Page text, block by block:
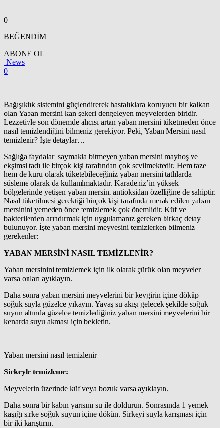
0
BEĞENDİM
ABONE OL
News
0
Bağışıklık sistemini güçlendirerek hastalıklara koruyucu bir kalkan
olan Yaban mersini kan şekeri dengeleyen meyvelerden biridir.
Lezzetiyle son dönemde alıcısı artan yaban mersini tüketmeden önce
nasıl temizlendiğini bilmeniz gerekiyor. Peki, Yaban Mersini nasıl
temizlenir? İşte detaylar…
Sağlığa faydaları saymakla bitmeyen yaban mersini mayhoş ve
ekşimsi tadı ile birçok kişi tarafından çok sevilmektedir. Hem taze
hem de kuru olarak tüketebileceğiniz yaban mersini tatlılarda
süsleme olarak da kullanılmaktadır. Karadeniz’in yüksek
bölgelerinde yetişen yaban mersini antioksidan özelliğine de sahiptir.
Nasıl tüketilmesi gerektiği birçok kişi tarafında merak edilen yaban
mersinini yemeden önce temizlemek çok önemlidir. Küf ve
bakterilerden arındırmak için uygulamanız gereken birkaç detay
bulunuyor. İşte yaban mersini meyvesini temizlerken bilmeniz
gerekenler:
YABAN MERSİNİ NASIL TEMİZLENİR?
Yaban mersinini temizlemek için ilk olarak çürük olan meyveler
varsa onları ayıklayın.
Daha sonra yaban mersini meyvelerini bir kevgirin içine döküp
soğuk suyla güzelce yıkayın. Yavaş su akışı gelecek şekilde soğuk
suyun altında güzelce temizlediğiniz yaban mersini meyvelerini bir
kenarda suyu akması için bekletin.
Yaban mersini nasıl temizlenir
Sirkeyle temizleme:
Meyvelerin üzerinde küf veya bozuk varsa ayıklayın.
Daha sonra bir kabın yarısını su ile doldurun. Sonrasında 1 yemek
kaşığı sirke soğuk suyun içine dökün. Sirkeyi suyla karışması için
bir iki karıştırın.